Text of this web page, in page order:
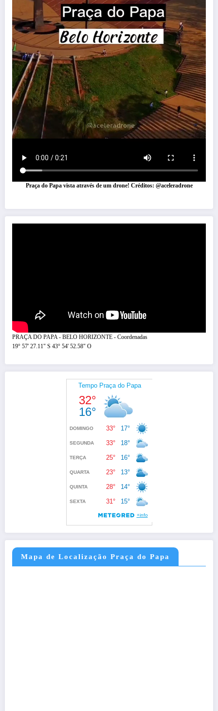
Praça do Papa vista através de um drone! Créditos: @aceleradrone
PRAÇA DO PAPA - BELO HORIZONTE - Coordenadas
19° 57' 27.11" S 43° 54' 52.58" O
Mapa de Localização Praça do Papa